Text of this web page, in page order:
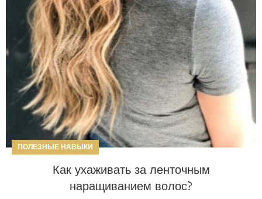
ПОЛЕЗНЫЕ НАВЫКИ
Как ухаживать за ленточным
наращиванием волос?